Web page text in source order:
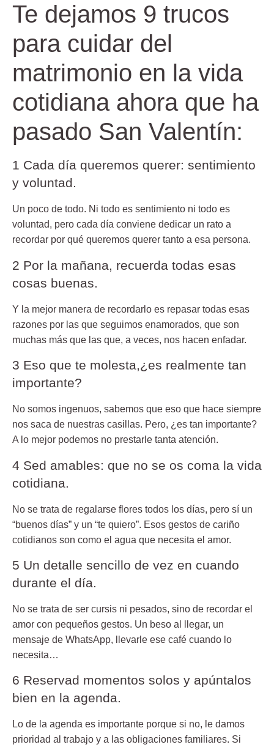
Te dejamos 9 trucos
para cuidar del
matrimonio en la vida
cotidiana ahora que ha
pasado San Valentín:
1 Cada día queremos querer: sentimiento
y voluntad.
Un poco de todo. Ni todo es sentimiento ni todo es
voluntad, pero cada día conviene dedicar un rato a
recordar por qué queremos querer tanto a esa persona.
2 Por la mañana, recuerda todas esas
cosas buenas.
Y la mejor manera de recordarlo es repasar todas esas
razones por las que seguimos enamorados, que son
muchas más que las que, a veces, nos hacen enfadar.
3 Eso que te molesta,¿es realmente tan
importante?
No somos ingenuos, sabemos que eso que hace siempre
nos saca de nuestras casillas. Pero, ¿es tan importante?
A lo mejor podemos no prestarle tanta atención.
4 Sed amables: que no se os coma la vida
cotidiana.
No se trata de regalarse flores todos los días, pero sí un
“buenos días” y un “te quiero”. Esos gestos de cariño
cotidianos son como el agua que necesita el amor.
5 Un detalle sencillo de vez en cuando
durante el día.
No se trata de ser cursis ni pesados, sino de recordar el
amor con pequeños gestos. Un beso al llegar, un
mensaje de WhatsApp, llevarle ese café cuando lo
necesita…
6 Reservad momentos solos y apúntalos
bien en la agenda.
Lo de la agenda es importante porque si no, le damos
prioridad al trabajo y a las obligaciones familiares. Si